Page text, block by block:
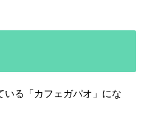
いる「カフェガパオ」にな